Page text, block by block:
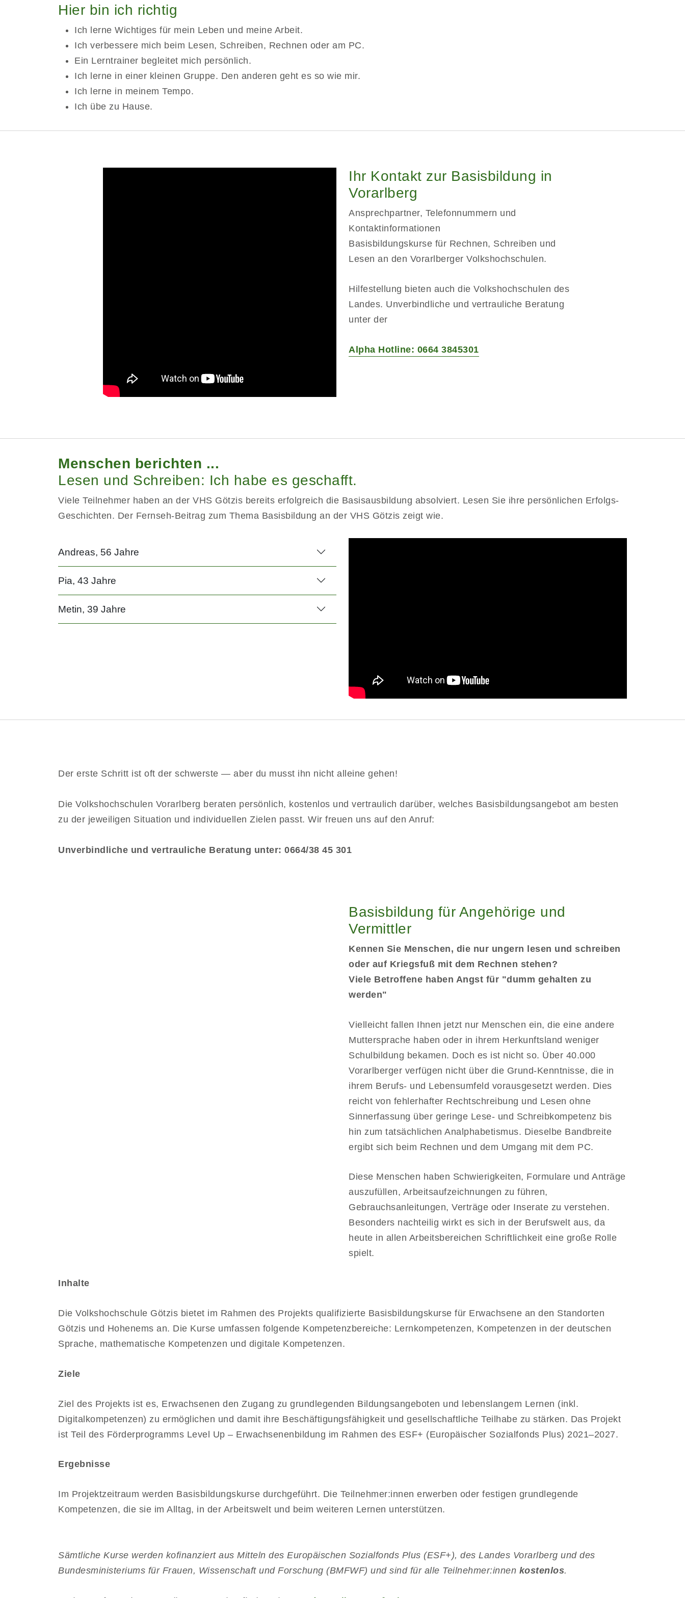
Hier bin ich richtig
Ich lerne Wichtiges für mein Leben und meine Arbeit.
Ich verbessere mich beim Lesen, Schreiben, Rechnen oder am PC.
Ein Lerntrainer begleitet mich persönlich.
Ich lerne in einer kleinen Gruppe. Den anderen geht es so wie mir.
Ich lerne in meinem Tempo.
Ich übe zu Hause.
Ihr Kontakt zur Basisbildung in
Vorarlberg
Ansprechpartner, Telefonnummern und
Kontaktinformationen
Basisbildungskurse für Rechnen, Schreiben und
Lesen an den Vorarlberger Volkshochschulen.
Hilfestellung bieten auch die Volkshochschulen des
Landes. Unverbindliche und vertrauliche Beratung
unter der
Alpha Hotline: 0664 3845301
Menschen berichten ...
Lesen und Schreiben: Ich habe es geschafft.
Viele Teilnehmer haben an der VHS Götzis bereits erfolgreich die Basisausbildung absolviert. Lesen Sie ihre persönlichen Erfolgs-
Geschichten. Der Fernseh-Beitrag zum Thema Basisbildung an der VHS Götzis zeigt wie.
Andreas, 56 Jahre
Pia, 43 Jahre
Metin, 39 Jahre
Der erste Schritt ist oft der schwerste — aber du musst ihn nicht alleine gehen!
Die Volkshochschulen Vorarlberg beraten persönlich, kostenlos und vertraulich darüber, welches Basisbildungsangebot am besten
zu der jeweiligen Situation und individuellen Zielen passt. Wir freuen uns auf den Anruf:
Unverbindliche und vertrauliche Beratung unter: 0664/38 45 301
Basisbildung für Angehörige und
Vermittler
Kennen Sie Menschen, die nur ungern lesen und schreiben
oder auf Kriegsfuß mit dem Rechnen stehen?
Viele Betroffene haben Angst für "dumm gehalten zu
werden"
Vielleicht fallen Ihnen jetzt nur Menschen ein, die eine andere
Muttersprache haben oder in ihrem Herkunftsland weniger
Schulbildung bekamen. Doch es ist nicht so. Über 40.000
Vorarlberger verfügen nicht über die Grund-Kenntnisse, die in
ihrem Berufs- und Lebensumfeld vorausgesetzt werden. Dies
reicht von fehlerhafter Rechtschreibung und Lesen ohne
Sinnerfassung über geringe Lese- und Schreibkompetenz bis
hin zum tatsächlichen Analphabetismus. Dieselbe Bandbreite
ergibt sich beim Rechnen und dem Umgang mit dem PC.
Diese Menschen haben Schwierigkeiten, Formulare und Anträge
auszufüllen, Arbeitsaufzeichnungen zu führen,
Gebrauchsanleitungen, Verträge oder Inserate zu verstehen.
Besonders nachteilig wirkt es sich in der Berufswelt aus, da
heute in allen Arbeitsbereichen Schriftlichkeit eine große Rolle
spielt.
Inhalte
Die Volkshochschule Götzis bietet im Rahmen des Projekts qualifizierte Basisbildungskurse für Erwachsene an den Standorten
Götzis und Hohenems an. Die Kurse umfassen folgende Kompetenzbereiche: Lernkompetenzen, Kompetenzen in der deutschen
Sprache, mathematische Kompetenzen und digitale Kompetenzen.
Ziele
Ziel des Projekts ist es, Erwachsenen den Zugang zu grundlegenden Bildungsangeboten und lebenslangem Lernen (inkl.
Digitalkompetenzen) zu ermöglichen und damit ihre Beschäftigungsfähigkeit und gesellschaftliche Teilhabe zu stärken. Das Projekt
ist Teil des Förderprogramms Level Up – Erwachsenenbildung im Rahmen des ESF+ (Europäischer Sozialfonds Plus) 2021–2027.
Ergebnisse
Im Projektzeitraum werden Basisbildungskurse durchgeführt. Die Teilnehmer:innen erwerben oder festigen grundlegende
Kompetenzen, die sie im Alltag, in der Arbeitswelt und beim weiteren Lernen unterstützen.
Sämtliche Kurse werden kofinanziert aus Mitteln des Europäischen Sozialfonds Plus (ESF+), des Landes Vorarlberg und des
Bundesministeriums für Frauen, Wissenschaft und Forschung (BMFWF) und sind für alle Teilnehmer:innen kostenlos.